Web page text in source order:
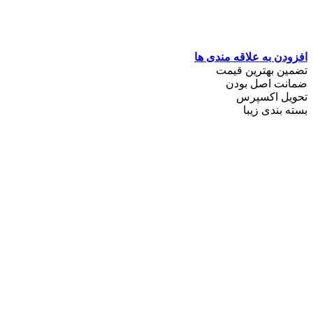
افزودن به علاقه مندی ها
تضمین بهترین قیمت
ضمانت اصل بودن
تحویل اکسپرس
بسته بندی زیبا